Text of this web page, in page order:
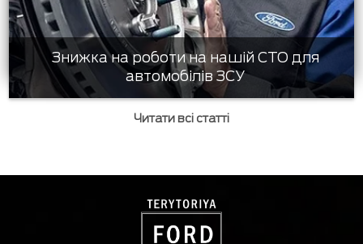
Знижка на роботи на нашій СТО для
автомобілів ЗСУ
Читати всі статті